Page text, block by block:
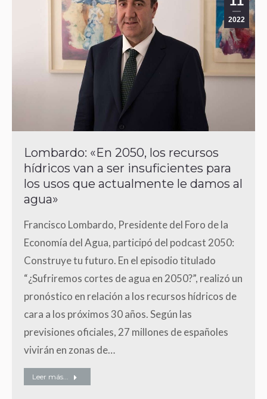
2022
Lombardo: «En 2050, los recursos
hídricos van a ser insuficientes para
los usos que actualmente le damos al
agua»
Francisco Lombardo, Presidente del Foro de la
Economía del Agua, participó del podcast 2050:
Construye tu futuro. En el episodio titulado
“¿Sufriremos cortes de agua en 2050?”, realizó un
pronóstico en relación a los recursos hídricos de
cara a los próximos 30 años. Según las
previsiones oficiales, 27 millones de españoles
vivirán en zonas de…
Leer más...